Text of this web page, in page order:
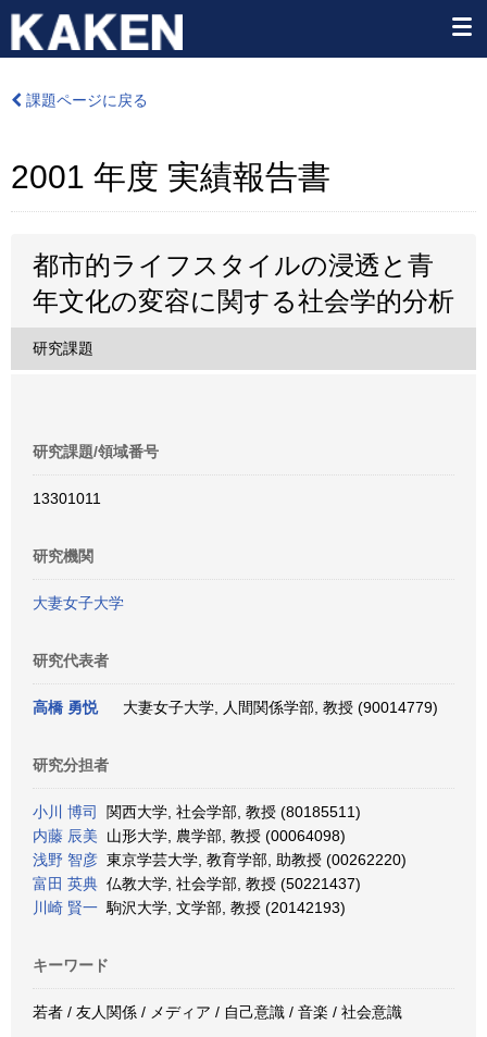
課題ページに戻る
2001 年度 実績報告書
都市的ライフスタイルの浸透と青
年文化の変容に関する社会学的分析
研究課題
研究課題/領域番号
13301011
研究機関
大妻女子大学
研究代表者
高橋 勇悦 大妻女子大学, 人間関係学部, 教授 (90014779)
研究分担者
小川 博司
関西大学, 社会学部, 教授 (80185511)
内藤 辰美 山形大学, 農学部, 教授 (00064098)
浅野 智彦 東京学芸大学, 教育学部, 助教授 (00262220)
富田 英典 仏教大学, 社会学部, 教授 (50221437)
川崎 賢一 駒沢大学, 文学部, 教授 (20142193)
キーワード
若者 / 友人関係 / メディア / 自己意識 / 音楽 / 社会意識